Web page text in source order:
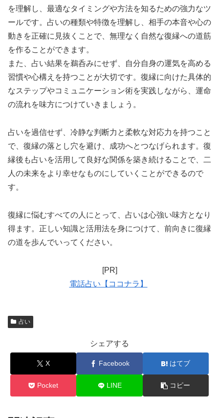
を理解し、最適なタイミングや方法を知るための強力なツ
ールです。占いの種類や特徴を理解し、相手の本音や心の
動きを正確に見抜くことで、無理なく自然な復縁への道筋
を作ることができます。
また、占い結果を鵜呑みにせず、自分自身の運気を高める
習慣や心構えを持つことが大切です。復縁に向けた具体的
なステップやコミュニケーション術を実践しながら、運命
の流れを味方につけていきましょう。
占いを過信せず、冷静な判断力と柔軟な対応力を持つこと
で、復縁の落とし穴を避け、成功へとつなげられます。復
縁後も占いを活用して良好な関係を築き続けることで、二
人の未来をより幸せなものにしていくことができるので
す。
復縁に悩むすべての人にとって、占いは心強い味方となり
得ます。正しい知識と活用法を身につけて、前向きに復縁
の道を歩んでいってください。
[PR]
電話占い【ココナラ】
占い
シェアする
X Facebook はてブ
Pocket LINE コピー